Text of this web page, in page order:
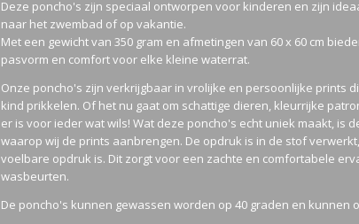
Deze poncho's zijn speciaal ontworpen voor kinderen en zijn
naar het zwembad of op vakantie.
Met een gewicht van 350 gram en afmetingen van 60 x 60 cm
pasvorm en comfort voor elke kleine waterrat.
Onze poncho's zijn verkrijgbaar in vrolijke en persoonlijke prints
kind prikkelen. Of het nu gaat om schattige dieren, kleurrijke
er is voor ieder wat wils! Wat deze poncho's echt uniek maakt, is
waarop wij de prints aanbrengen. De opdruk is in de stof
voelbare opdruk is. Dit zorgt voor een zachte en comfortabele
wasbeurten.
De poncho's kunnen gewassen worden op 40 graden en kunnen